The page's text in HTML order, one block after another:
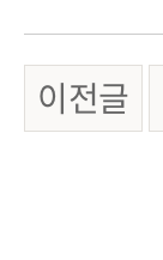
이전글